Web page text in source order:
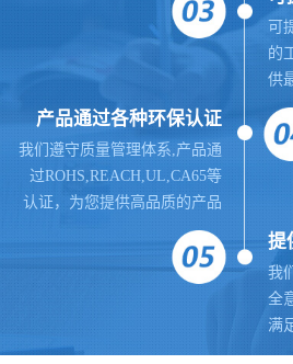
可
的
供
产品通过各种环保认证
我们遵守质量管理体系, 产品通
过ROHS,REACH,UL,CA65等
认证，为您提供高品质的产品
提
我
全
满